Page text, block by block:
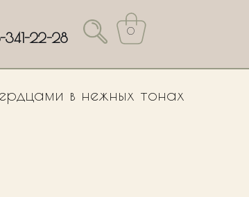
22-28 0
в нежных тонах